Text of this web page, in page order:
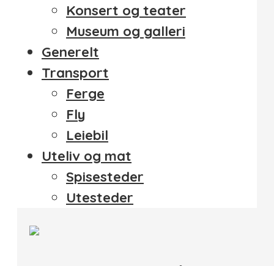
Konsert og teater
Museum og galleri
Generelt
Transport
Ferge
Fly
Leiebil
Uteliv og mat
Spisesteder
Utesteder